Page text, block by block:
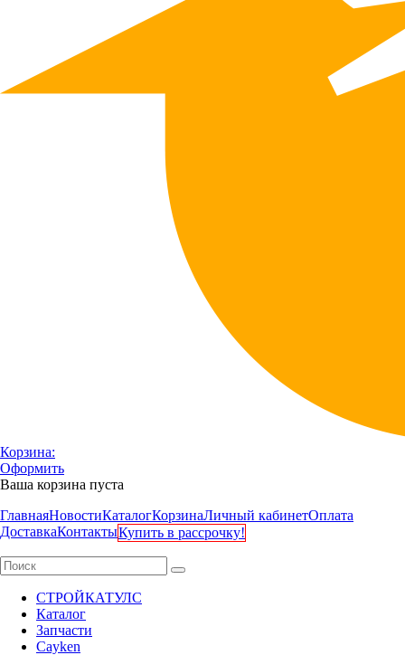
Корзина:
Оформить
Ваша корзина пуста
ГлавнаяНовостиКаталогКорзинаЛичный кабинетОплата
ДоставкаКонтактыКупить в рассрочку!
СТРОЙКАТУЛС
Каталог
Запчасти
Cayken